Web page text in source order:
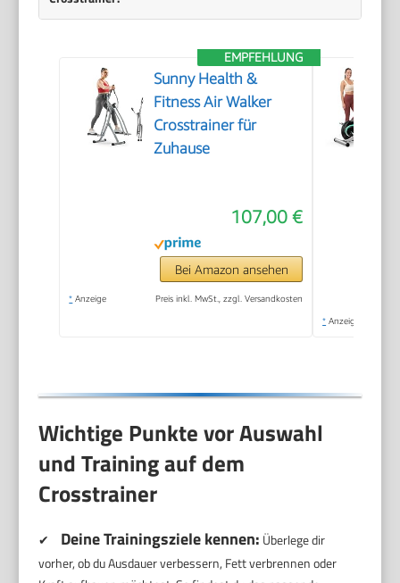
EMPFEHLUNG
Sunny Health &
Fitness Air Walker
Crosstrainer für
Zuhause
107,00 €
Bei Amazon ansehen
* Anzeige Preis inkl. MwSt., zzgl. Versandkosten
* Anzeige
Wichtige Punkte vor Auswahl
und Training auf dem
Crosstrainer
✔ Deine Trainingsziele kennen: Überlege dir
vorher, ob du Ausdauer verbessern, Fett verbrennen oder